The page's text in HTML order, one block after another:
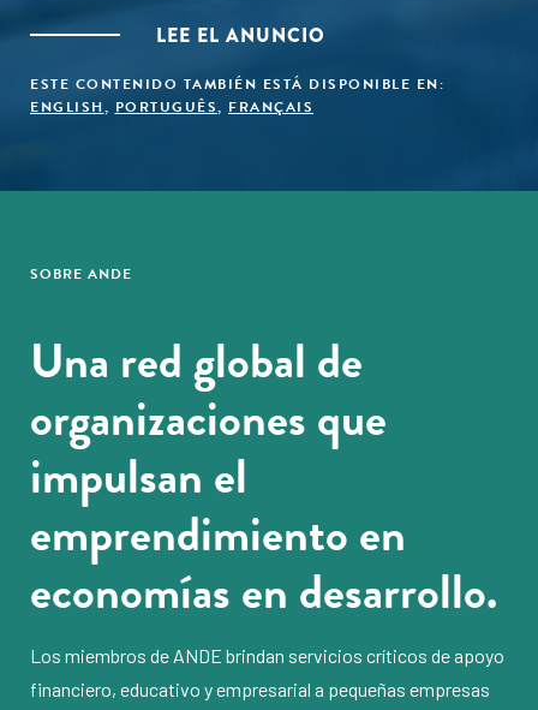
LEE EL ANUNCIO
ESTE CONTENIDO TAMBIÉN ESTÁ DISPONIBLE EN:
ENGLISH, PORTUGUÊS, FRANÇAIS
SOBRE ANDE
Una red global de
organizaciones que
impulsan el
emprendimiento en
economías en desarrollo.
Los miembros de ANDE brindan servicios críticos de apoyo
financiero, educativo y empresarial a pequeñas empresas